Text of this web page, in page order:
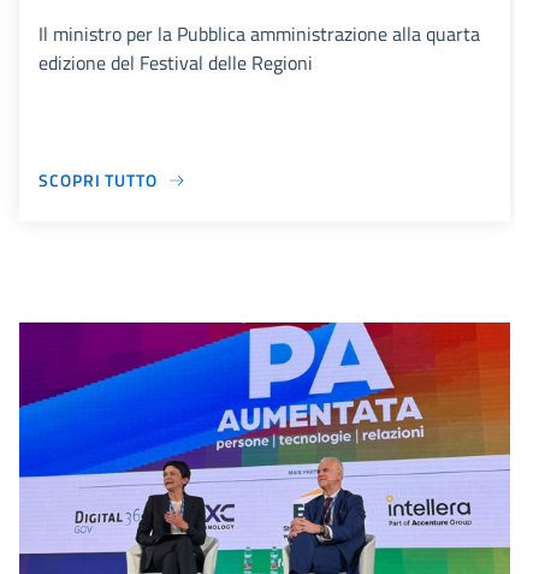
Il ministro per la Pubblica amministrazione alla quarta
edizione del Festival delle Regioni
SCOPRI TUTTO